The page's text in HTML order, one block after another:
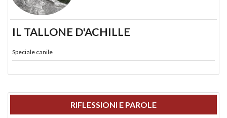
IL TALLONE D'ACHILLE
Speciale canile
RIFLESSIONI E PAROLE